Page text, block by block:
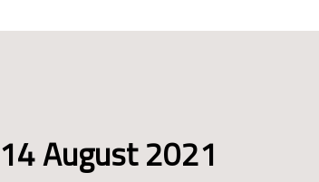
August 2021